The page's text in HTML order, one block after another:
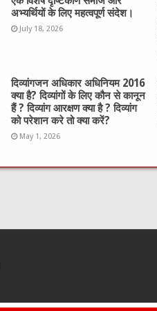
अभ्यर्थियों के लिए महत्वपूर्ण संदेश।
July 18, 2026
दिव्यांगजन अधिकार अधिनियम 2016
क्या है? दिव्यांगों के लिए कौन से कानून
हैं ? दिव्यांग आरक्षण क्या है ? दिव्यांग
को परेशान करे तो क्या करें?
May 1, 2026